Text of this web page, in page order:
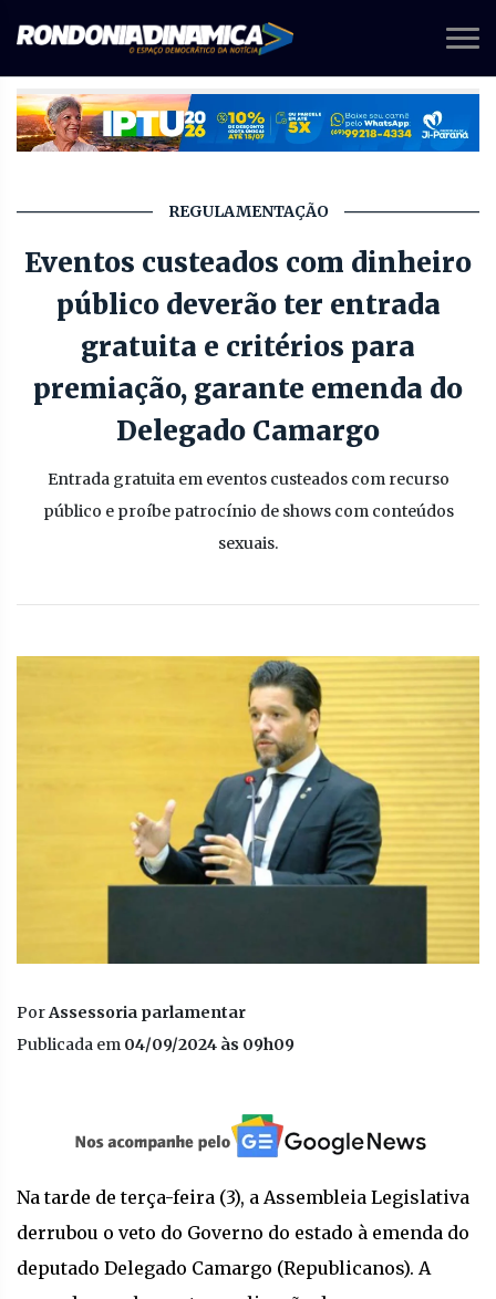
REGULAMENTAÇÃO
Eventos custeados com dinheiro
público deverão ter entrada
gratuita e critérios para
premiação, garante emenda do
Delegado Camargo
Entrada gratuita em eventos custeados com recurso
público e proíbe patrocínio de shows com conteúdos
sexuais.
PorAssessoria parlamentar
Publicada em 04/09/2024 às 09h09
Na tarde de terça-feira (3), a Assembleia Legislativa
derrubou o veto do Governo do estado à emenda do
deputado Delegado Camargo (Republicanos). A